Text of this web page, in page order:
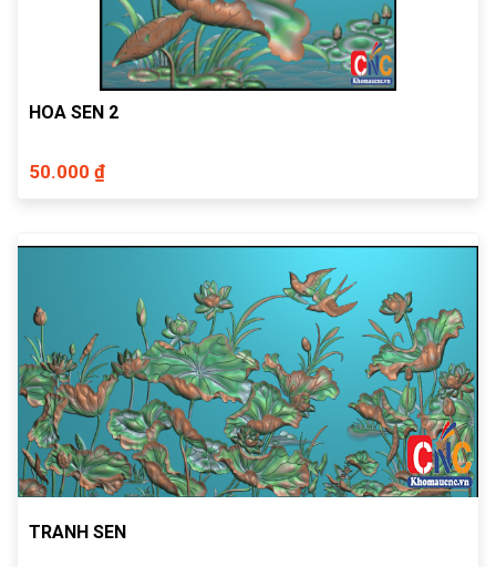
HOA SEN 2
50.000 ₫
TRANH SEN